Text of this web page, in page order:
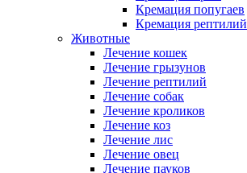
Кремация попугаев
Кремация рептилий
Животные
Лечение кошек
Лечение грызунов
Лечение рептилий
Лечение собак
Лечение кроликов
Лечение коз
Лечение лис
Лечение овец
Лечение пауков